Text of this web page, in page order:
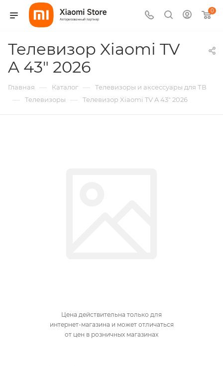
0
Телевизор Xiaomi TV
A 43" 2026
Главная — Каталог — Телевизоры и аксессуары для ТВ
— Телевизоры — Телевизор Xiaomi TV A 43" 2026
Цена действительна только для
интернет-магазина и может отличаться
от цен в розничных магазинах